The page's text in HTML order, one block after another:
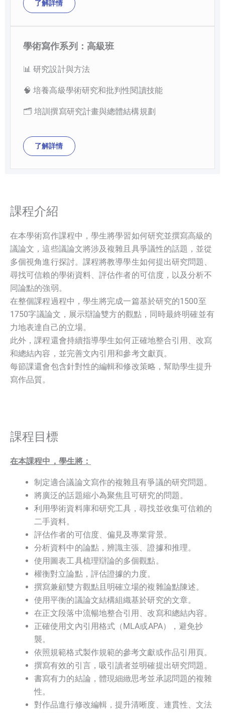
了解詳情
學術寫作系列：高級班
📊 研究設計與方法
🧠 培養高級學術研究和批判性閱讀技能
🗂 培訓撰寫研究計畫與總體結構規劃
了解詳情
課程介紹
在本學術寫作課程中，學生將學習如何研究並撰寫高級的
議論文，這些議論文將涉及複雜且具爭議性的話題，並從
多個視角進行探討。課程將教導學生如何提出研究問題、
尋找可信賴的學術資料、評估作者的可信度，以及分析不
同論點的強弱。
在整個課程過程中，學生將完成一篇基於研究的1500至
1750字議論文，展示辯論雙方的觀點，同時最終明確並有
力地表達自己的立場。
此外，課程還會持續指導學生如何正確地整合引用、改寫
和總結內容，並完善文內引用和參考文獻頁。
每節課還會包含針對性的編輯和修改策略，幫助學生提升
寫作品質。
課程目標
在本課程中，學生將：
制定適合議論文寫作的複雜且有爭議的研究問題。
將廣泛的話題縮小為聚焦且可研究的問題。
利用學術資料庫和研究工具，尋找並收集可信賴的
二手資料。
評估作者的可信度、偏見及專業背景。
分析資料中的論點，辨識主張、證據和推理。
使用圖表工具梳理辯論的多個觀點。
權衡對立論點，評估證據的力度。
撰寫兼顧雙方觀點且明確立場的複雜論點陳述。
使用平衡的議論文結構組織基於研究的文章。
在正文段落中流暢地整合引用、改寫和總結內容。
正確使用文內引用格式（MLA或APA），避免抄
襲。
依照規範格式製作規範的參考文獻或作品引用頁。
撰寫有效的引言，吸引讀者並明確提出研究問題。
書寫有力的結論，體現細緻思考並承認問題的複雜
性。
對作品進行修改編輯，提升清晰度、連貫性、文法